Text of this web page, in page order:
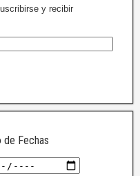
y recibir
de Fechas